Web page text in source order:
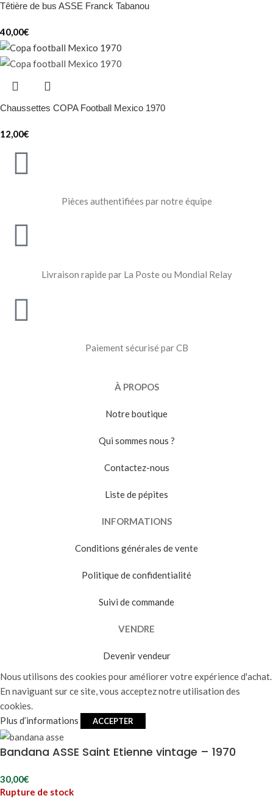
Têtière de bus ASSE Franck Tabanou
40,00€
Chaussettes COPA Football Mexico 1970
12,00€
Pièces authentifiées par notre équipe
Livraison rapide par La Poste ou Mondial Relay
Paiement sécurisé par CB
À PROPOS
Notre boutique
Qui sommes nous ?
Contactez-nous
Liste de pépites
INFORMATIONS
Conditions générales de vente
Politique de confidentialité
Suivi de commande
VENDRE
Devenir vendeur
Nous utilisons des cookies pour améliorer votre expérience d'achat.
En naviguant sur ce site, vous acceptez notre utilisation des
cookies.
Plus d’informations
ACCEPTER
Bandana ASSE Saint Etienne vintage – 1970
30,00€
Rupture de stock